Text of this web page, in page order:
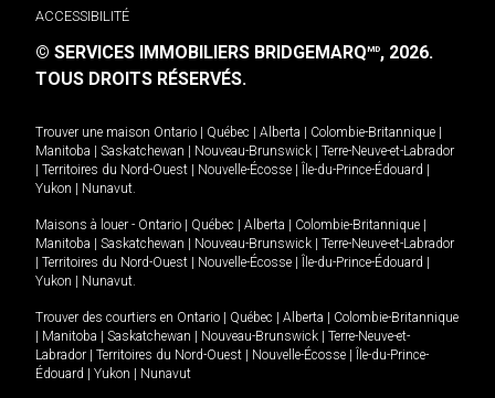
ACCESSIBILITÉ
© SERVICES IMMOBILIERS BRIDGEMARQMD, 2026.
TOUS DROITS RÉSERVÉS.
Trouver une maison Ontario Québec Alberta Colombie-Britannique
Manitoba
Saskatchewan Nouveau-Brunswick
Terre-Neuve-et-Labrador
Territoires du Nord-Ouest Nouvelle-Écosse Île-du-Prince-Édouard
Yukon
Nunavut.
Maisons à louer - Ontario Québec Alberta Colombie-Britannique
Manitoba
Saskatchewan Nouveau-Brunswick
Terre-Neuve-et-Labrador
Territoires du Nord-Ouest Nouvelle-Écosse Île-du-Prince-Édouard
Yukon
Nunavut.
Trouver des courtiers en Ontario Québec Alberta
Colombie-Britannique
Manitoba Saskatchewan Nouveau-Brunswick
Terre-Neuve-et-
Labrador
Territoires du Nord-Ouest Nouvelle-Écosse
Île-du-Prince-
Édouard
Yukon Nunavut